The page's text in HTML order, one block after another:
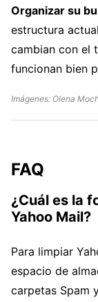
Organizar su
estructura
cambian con el
funcionan bien
Imágenes: Olena
FAQ
¿Cuál es la
Yahoo Mail?
Para limpiar
espacio de
carpetas Spam